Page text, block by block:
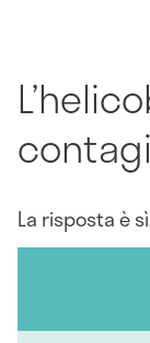
La risposta è